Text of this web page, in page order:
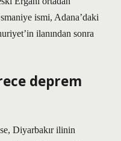
ismi, Adana’daki
ilanından sonra
deprem
Diyarbakır ilinin